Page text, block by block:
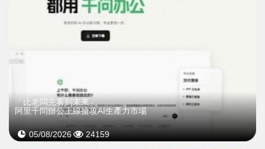
「比老闆先看到未來」
阿里千問辦公上線搶攻AI生產力市場
05/08/2026 24159